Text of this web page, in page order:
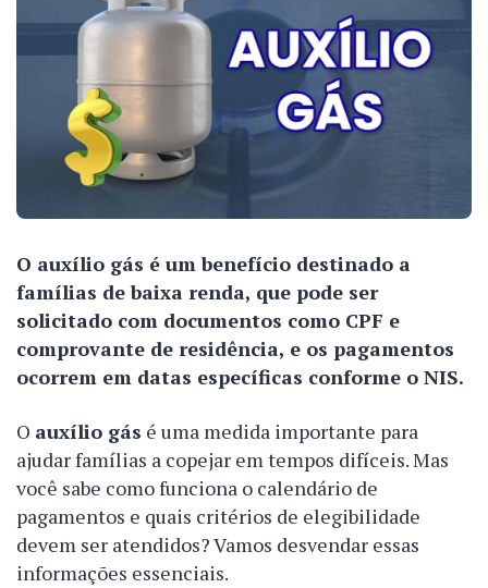
O auxílio gás é um benefício destinado a
famílias de baixa renda, que pode ser
solicitado com documentos como CPF e
comprovante de residência, e os pagamentos
ocorrem em datas específicas conforme o NIS.
O auxílio gás é uma medida importante para
ajudar famílias a copejar em tempos difíceis. Mas
você sabe como funciona o calendário de
pagamentos e quais critérios de elegibilidade
devem ser atendidos? Vamos desvendar essas
informações essenciais.